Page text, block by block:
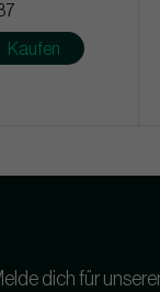
Kaufen
dich für